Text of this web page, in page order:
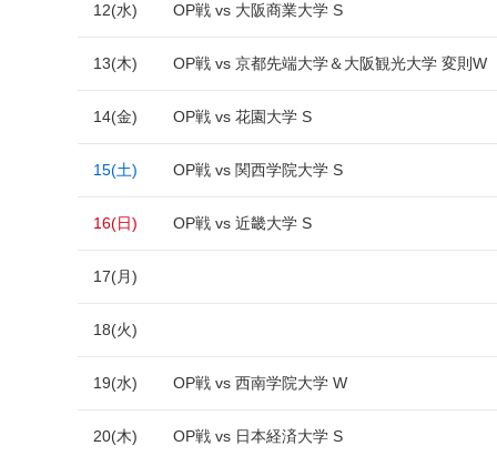
12(水) OP戦 vs 大阪商業大学 S
13(木) OP戦 vs 京都先端大学＆大阪観光大学 変則W
14(金) OP戦 vs 花園大学 S
15(土) OP戦 vs 関西学院大学 S
16(日) OP戦 vs 近畿大学 S
17(月)
18(火)
19(水) OP戦 vs 西南学院大学 W
20(木) OP戦 vs 日本経済大学 S